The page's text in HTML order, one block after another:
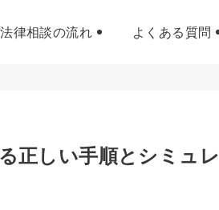
法律相談の流れ よくある質問
正しい手順とシミュレ